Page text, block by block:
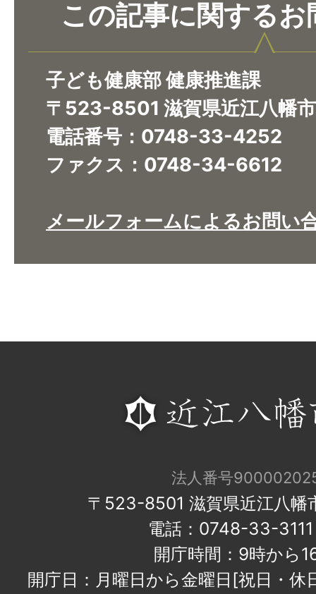
この記事に関するお
子ども健康部 健康推進課
〒523-8501 滋賀県近江八幡
電話番号：0748-33-4252
ファクス：0748-34-6612
メールフォームによるお問い
法人番号
〒523-8501 滋賀県近江八幡
電話：0748-33-
開庁時間：9時から
開庁日：月曜日から金曜日[祝日・